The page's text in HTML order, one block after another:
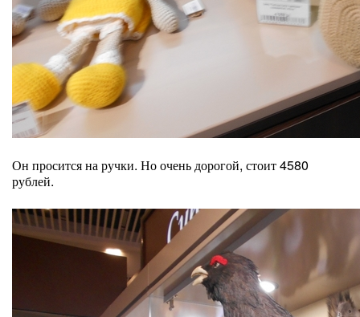
Он просится на ручки. Но очень дорогой, стоит 4580
рублей.